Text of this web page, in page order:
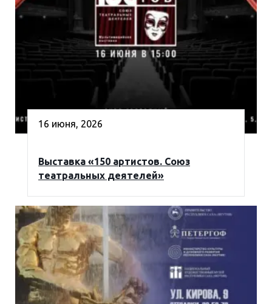
16 июня, 2026
Выставка «150 артистов. Союз
театральных деятелей»